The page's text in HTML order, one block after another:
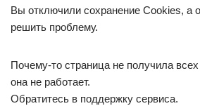
Вы отключили сохранение Cookies, а
решить проблему.
Почему-то страница не получила
она не работает.
Обратитесь в поддержку сервиса.